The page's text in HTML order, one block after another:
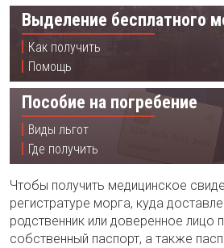
Выделение бесплатного
Как получить
Помощь
Пособие на погребение
Виды льгот
Где получить
Чтобы получить медицинское
регистратуре морга, куда
родственник или доверенное лицо
собственный паспорт, а также